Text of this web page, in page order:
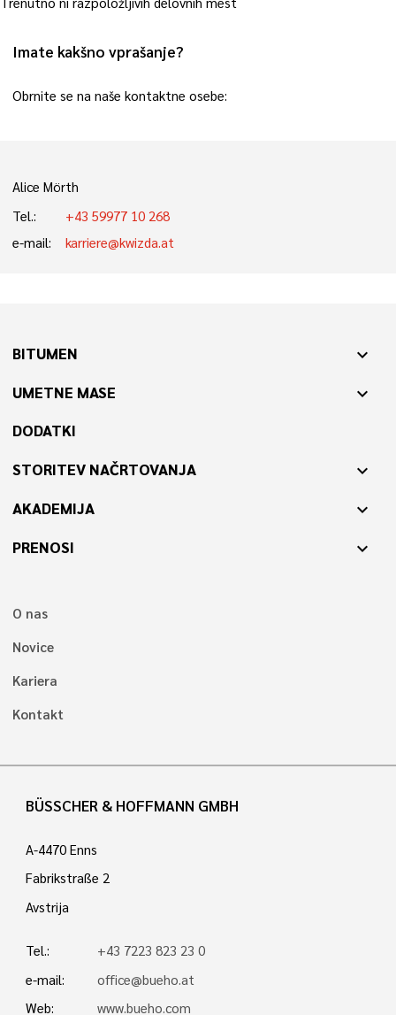
Imate kakšno vprašanje?
Obrnite se na naše kontaktne osebe:
Alice Mörth
Tel.:
+43 59977 10 268
e-mail:
karriere@kwizda.at
BITUMEN expand_more
UMETNE MASE expand_more
DODATKI
STORITEV NAČRTOVANJA
expand_more
AKADEMIJA expand_more
PRENOSI expand_more
O nas
Novice
Kariera
Kontakt
BÜSSCHER & HOFFMANN GMBH
A-4470 Enns
Fabrikstraße 2
Avstrija
Tel.:
+43 7223 823 23 0
e-mail:
office@bueho.at
Web:
www.bueho.com